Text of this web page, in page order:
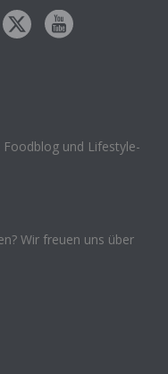
Foodblog und Lifestyle-
Wir freuen uns über